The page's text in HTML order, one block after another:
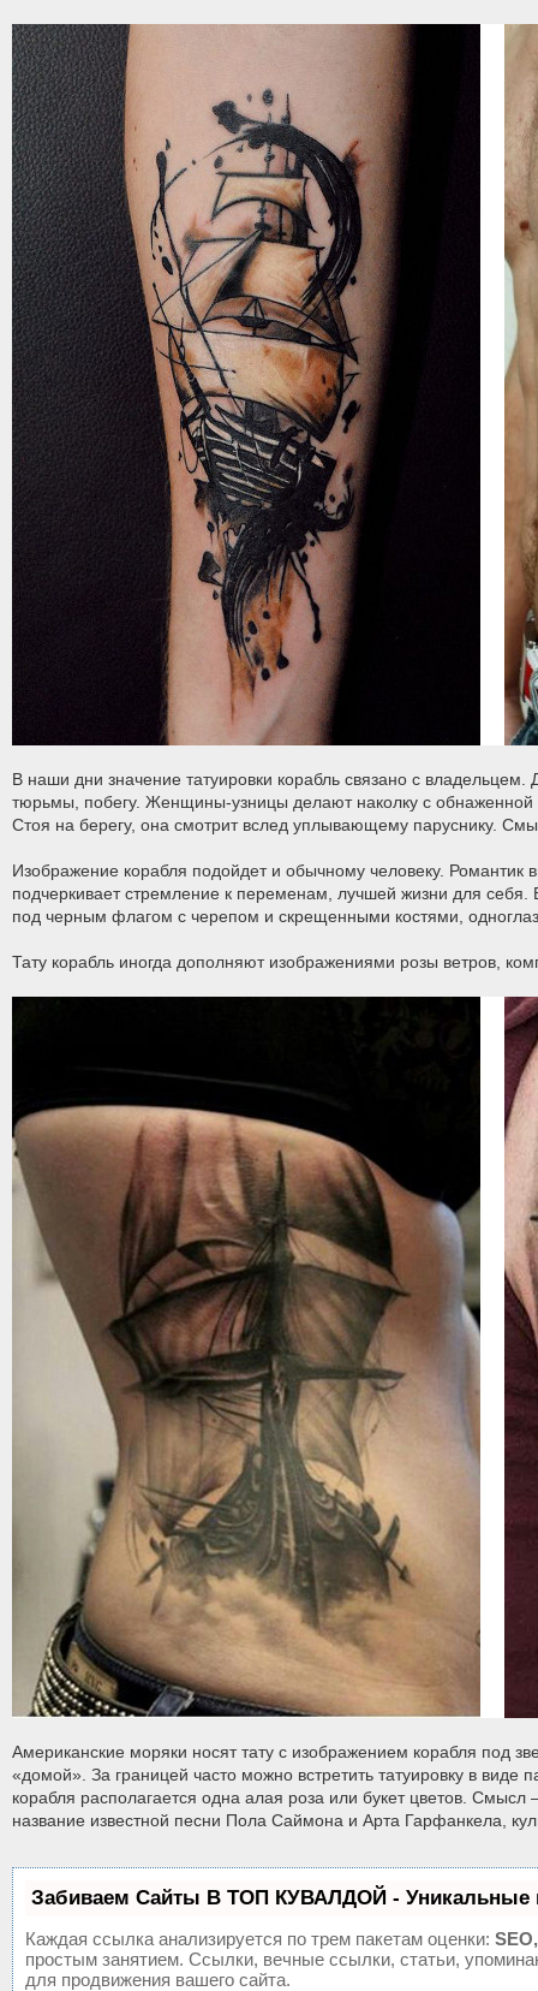
В наши дни значение татуировки корабль связано с
тюрьмы, побегу. Женщины-узницы делают наколку с обнаженной
Стоя на берегу, она смотрит вслед уплывающему паруснику.
Изображение корабля подойдет и обычному человеку.
подчеркивает стремление к переменам, лучшей жизни для себя.
под черным флагом с черепом и скрещенными костями,
Тату корабль иногда дополняют изображениями розы ветров,
Американские моряки носят тату с изображением корабля под
«домой». За границей часто можно встретить татуировку в
корабля располагается одна алая роза или букет цветов.
название известной песни Пола Саймона и Арта Гарфанкела,
Забиваем Сайты В ТОП КУВАЛДОЙ - Уникальные
Каждая ссылка анализируется по трем пакетам оценки:
простым занятием. Ссылки, вечные ссылки, статьи,
для продвижения вашего сайта.